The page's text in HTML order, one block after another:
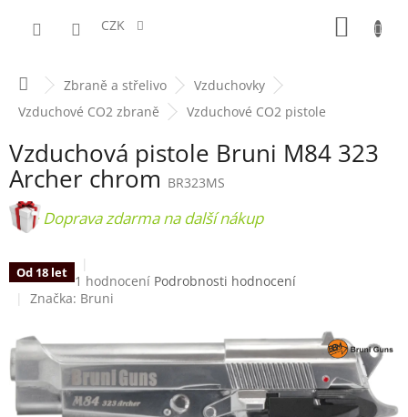
CZK
DomůZbraně a střelivo
Vzduchovky
Vzduchové CO2 zbraně
Vzduchové CO2 pistole
Vzduchová pistole Bruni M84 323
Archer chrom BR323MS
+ Doprava zdarma na další nákup
Od 18 let Průměrné
hodnocení
5,0
z
5
hvězdiček.
1 hodnocení Podrobnosti hodnocení
Značka: Bruni